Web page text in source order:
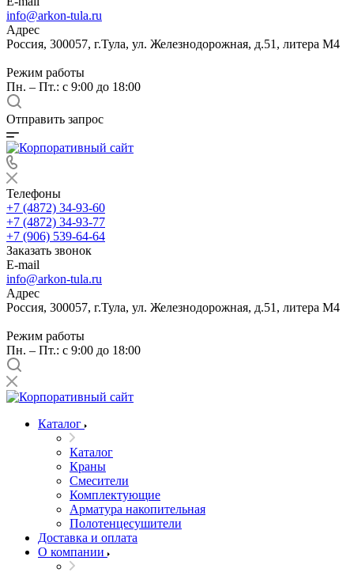
info@arkon-tula.ru
Адрес
Россия, 300057, г.Тула, ул. Железнодорожная, д.51, литера М4
Режим работы
Пн. – Пт.: с 9:00 до 18:00
Отправить запрос
Телефоны
+7 (4872) 34-93-60
+7 (4872) 34-93-77
+7 (906) 539-64-64
Заказать звонок
E-mail
info@arkon-tula.ru
Адрес
Россия, 300057, г.Тула, ул. Железнодорожная, д.51, литера М4
Режим работы
Пн. – Пт.: с 9:00 до 18:00
Каталог
Каталог
Краны
Смесители
Комплектующие
Арматура накопительная
Полотенцесушители
Доставка и оплата
О компании